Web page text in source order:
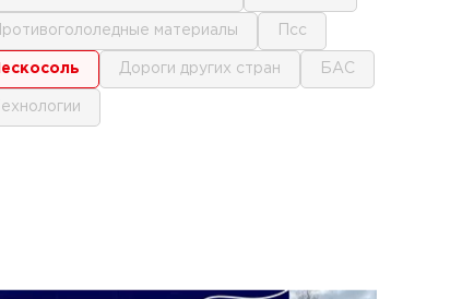
противогололедные материалы псс
пескосоль дороги других стран БАС
технологии